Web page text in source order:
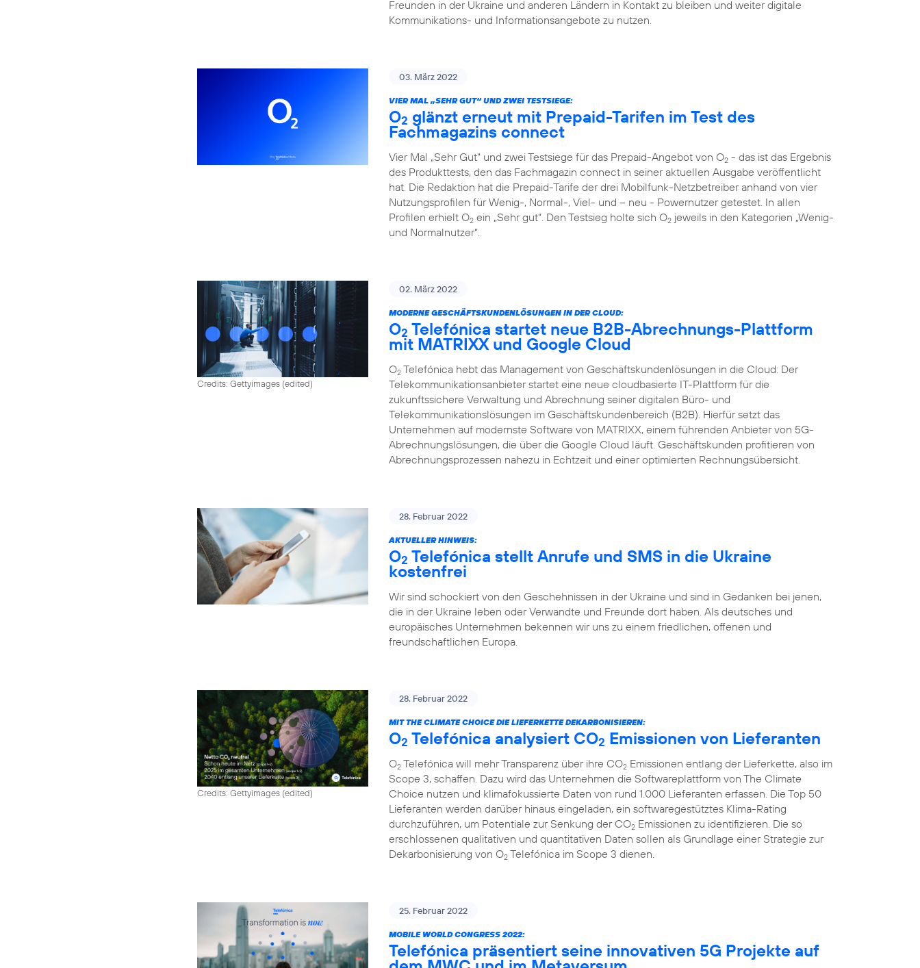
Freunden in der Ukraine und anderen Ländern in Kontakt zu bleiben und weiter digitale
Kommunikations- und Informationsangebote zu nutzen.
03. März 2022
VIER MAL „SEHR GUT“ UND ZWEI TESTSIEGE:
O2 glänzt erneut mit Prepaid-Tarifen im Test des
Fachmagazins connect
Vier Mal „Sehr Gut“ und zwei Testsiege für das Prepaid-Angebot von O2 - das ist das Ergebnis
des Produkttests, den das Fachmagazin connect in seiner aktuellen Ausgabe veröffentlicht
hat. Die Redaktion hat die Prepaid-Tarife der drei Mobilfunk-Netzbetreiber anhand von vier
Nutzungsprofilen für Wenig-, Normal-, Viel- und – neu - Powernutzer getestet. In allen
Profilen erhielt O2 ein „Sehr gut“. Den Testsieg holte sich O2 jeweils in den Kategorien „Wenig-
und Normalnutzer“.
Credits: Gettyimages (edited)
02. März 2022
MODERNE GESCHÄFTSKUNDENLÖSUNGEN IN DER CLOUD:
O2 Telefónica startet neue B2B-Abrechnungs-Plattform
mit MATRIXX und Google Cloud
O2 Telefónica hebt das Management von Geschäftskundenlösungen in die Cloud: Der
Telekommunikationsanbieter startet eine neue cloudbasierte IT-Plattform für die
zukunftssichere Verwaltung und Abrechnung seiner digitalen Büro- und
Telekommunikationslösungen im Geschäftskundenbereich (B2B). Hierfür setzt das
Unternehmen auf modernste Software von MATRIXX, einem führenden Anbieter von 5G-
Abrechnungslösungen, die über die Google Cloud läuft. Geschäftskunden profitieren von
Abrechnungsprozessen nahezu in Echtzeit und einer optimierten Rechnungsübersicht.
28. Februar 2022
AKTUELLER HINWEIS:
O2 Telefónica stellt Anrufe und SMS in die Ukraine
kostenfrei
Wir sind schockiert von den Geschehnissen in der Ukraine und sind in Gedanken bei jenen,
die in der Ukraine leben oder Verwandte und Freunde dort haben. Als deutsches und
europäisches Unternehmen bekennen wir uns zu einem friedlichen, offenen und
freundschaftlichen Europa.
Credits: Gettyimages (edited)
28. Februar 2022
MIT THE CLIMATE CHOICE DIE LIEFERKETTE DEKARBONISIEREN:
O2 Telefónica analysiert CO2 Emissionen von Lieferanten
O2 Telefónica will mehr Transparenz über ihre CO2 Emissionen entlang der Lieferkette, also im
Scope 3, schaffen. Dazu wird das Unternehmen die Softwareplattform von The Climate
Choice nutzen und klimafokussierte Daten von rund 1.000 Lieferanten erfassen. Die Top 50
Lieferanten werden darüber hinaus eingeladen, ein softwaregestütztes Klima-Rating
durchzuführen, um Potentiale zur Senkung der CO2 Emissionen zu identifizieren. Die so
erschlossenen qualitativen und quantitativen Daten sollen als Grundlage einer Strategie zur
Dekarbonisierung von O2 Telefónica im Scope 3 dienen.
25. Februar 2022
MOBILE WORLD CONGRESS 2022:
Telefónica präsentiert seine innovativen 5G Projekte auf